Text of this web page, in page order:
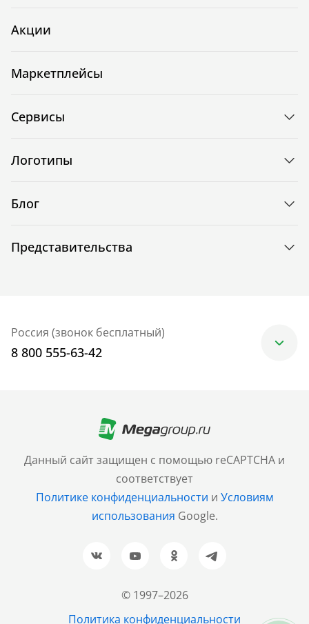
© 1997–2026
Политика конфиденциальности
Данный сайт защищен с помощью reCAPTCHA и
соответствует
Политике конфиденциальности и Условиям
использования Google.
Акции
Маркетплейсы
Сервисы
Логотипы
Блог
Представительства
Россия (звонок бесплатный)
8 800 555-63-42
+7 (499) 705-30-10
Санкт-Петербург
+7 (812) 600-77-33
Барнаул
+7 (961) 999-93-93
Новосибирск